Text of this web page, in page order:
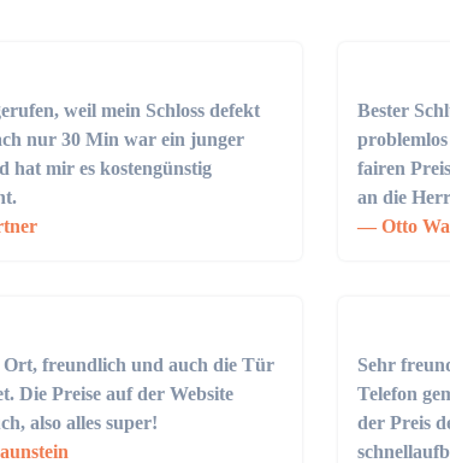
weil mein Schloss defekt
nur 30 Min war ein junger
hat mir es kostengünstig
Bester
fairen
an die
Otto
Ort, freundlich und auch die Tür
Die Preise auf der Website
also alles super!
Sehr
Telefon
der Preis